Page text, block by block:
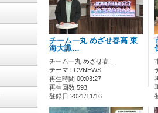
チーム一丸 めざせ春高 東
海大諏…
チーム一丸 めざせ春…
テーマ LCVNEWS
再生時間 00:03:27
再生回数 593
登録日 2021/11/16